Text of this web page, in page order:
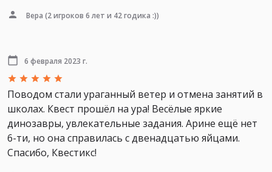
Вера (2 игроков 6 лет и 42 годика :))
6 февраля 2023 г.
Поводом стали ураганный ветер и отмена занятий в
школах. Квест прошёл на ура! Весёлые яркие
динозавры, увлекательные задания. Арине ещё нет
6-ти, но она справилась с двенадцатью яйцами.
Спасибо, Квестикс!